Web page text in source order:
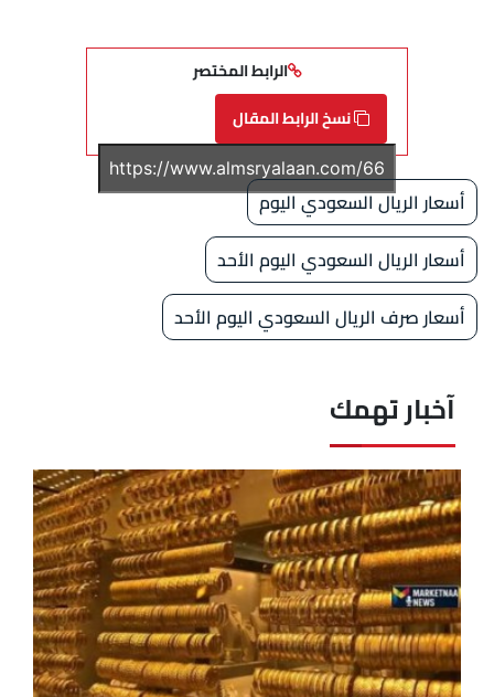
الرابط المختصر
نسخ الرابط المقال
أسعار الريال السعودي اليوم
أسعار الريال السعودي اليوم الأحد
أسعار صرف الريال السعودي اليوم الأحد
آخبار تهمك